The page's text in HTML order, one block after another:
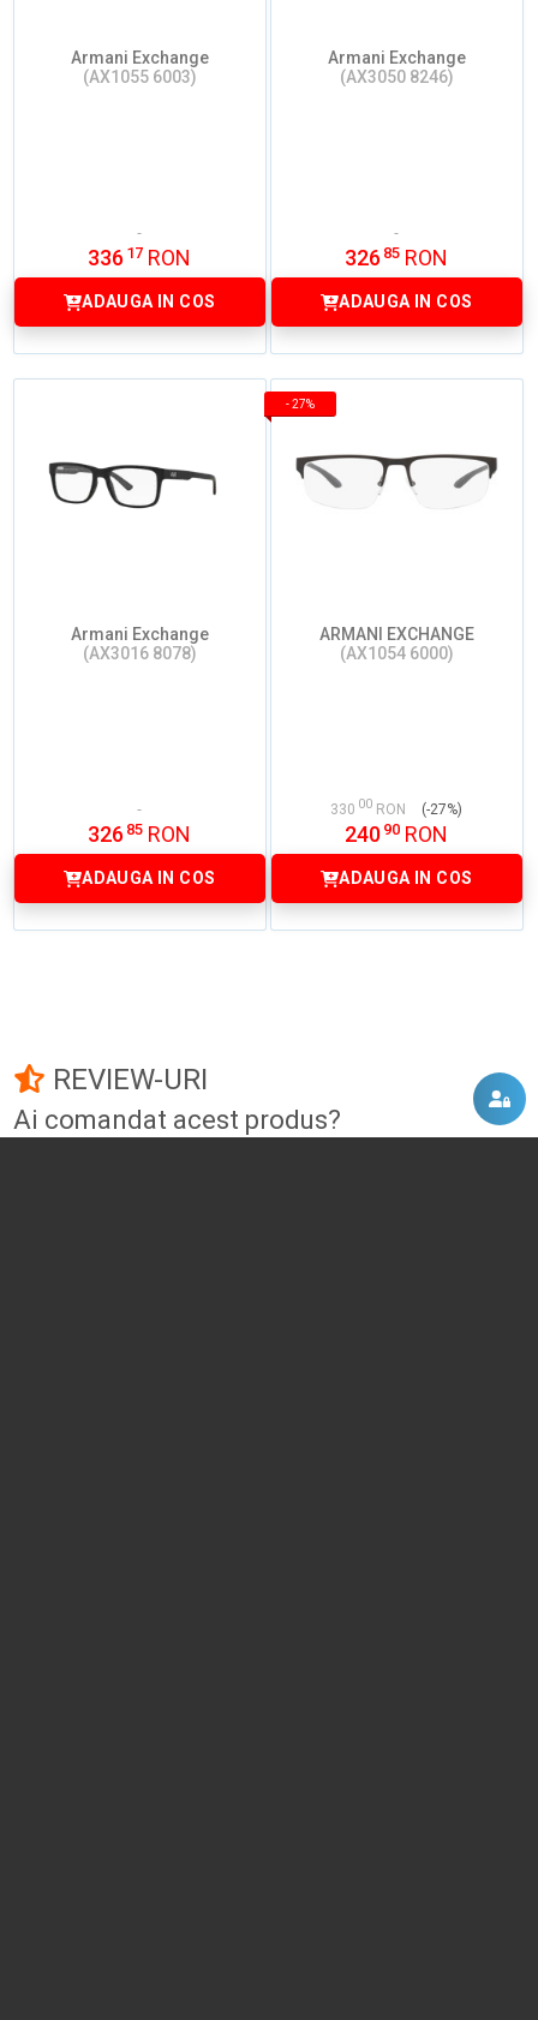
Armani Exchange
(AX1055 6003)
336 17 RON
ADAUGA IN COS
Armani Exchange
(AX3050 8246)
326 85 RON
ADAUGA IN COS
Armani Exchange
(AX3016 8078)
326 85 RON
ADAUGA IN COS
- 27%
ARMANI EXCHANGE
(AX1054 6000)
330 00 RON (-27%)
240 90 RON
ADAUGA IN COS
REVIEW-URI
Ai comandat acest produs?